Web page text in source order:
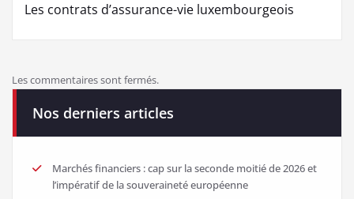
Les contrats d’assurance-vie luxembourgeois
Les commentaires sont fermés.
Nos derniers articles
Marchés financiers : cap sur la seconde moitié de 2026 et
l’impératif de la souveraineté européenne